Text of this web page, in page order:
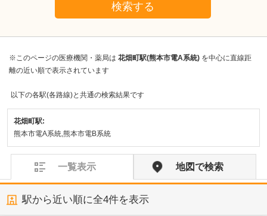
検索する
※このページの医療機関・薬局は 花畑町駅(熊本市電A系統) を中心に直線距
離の近い順で表示されています
以下の各駅(各路線)と共通の検索結果です
花畑町駅:
熊本市電A系統,熊本市電B系統
一覧表示 地図で検索
駅から近い順に全4件を表示